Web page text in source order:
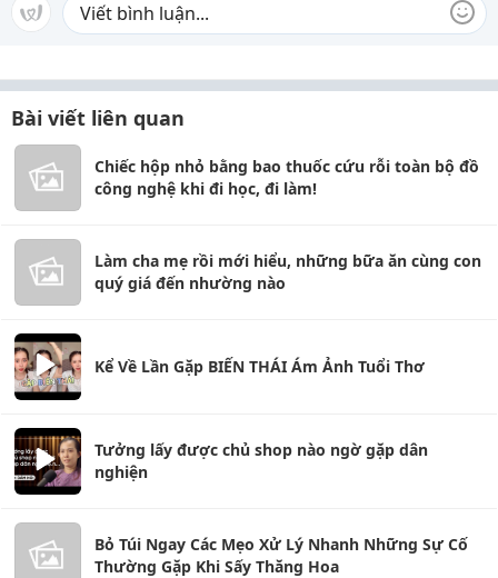
Bài viết liên quan
Chiếc hộp nhỏ bằng bao thuốc cứu rỗi toàn bộ đồ
công nghệ khi đi học, đi làm!
Làm cha mẹ rồi mới hiểu, những bữa ăn cùng con
quý giá đến nhường nào
Kể Về Lần Gặp BIẾN THÁI Ám Ảnh Tuổi Thơ
Tưởng lấy được chủ shop nào ngờ gặp dân
nghiện
Bỏ Túi Ngay Các Mẹo Xử Lý Nhanh Những Sự Cố
Thường Gặp Khi Sấy Thăng Hoa